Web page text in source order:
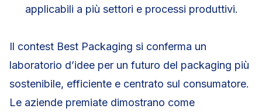
applicabili a più settori e processi produttivi.
Il contest Best Packaging si conferma un
laboratorio d’idee per un futuro del packaging più
sostenibile, efficiente e centrato sul consumatore.
Le aziende premiate dimostrano come